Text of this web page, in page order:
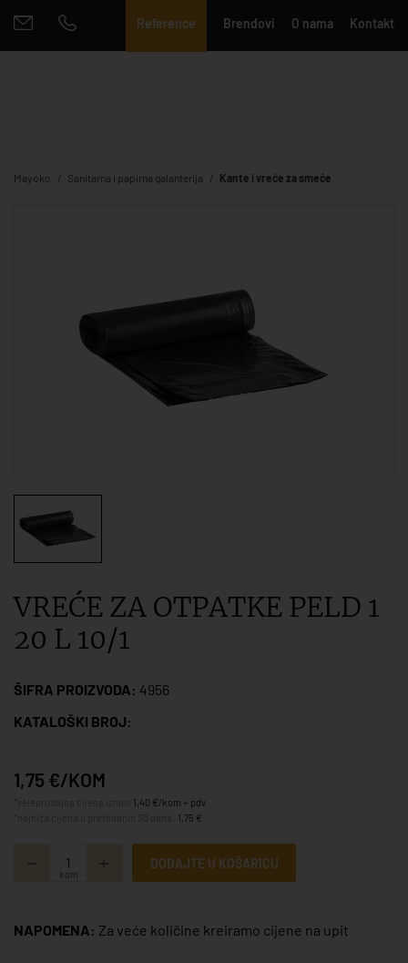
Reference Brendovi O nama Kontakt
Mayoko Sanitarna i papirna galanterija Kante i vreće za smeće
VREĆE ZA OTPATKE PELD 1
20 L 10/1
ŠIFRA PROIZVODA: 4956
KATALOŠKI BROJ:
1,75 €/KOM
1,40 €/kom + pdv
1,75 €
kom
DODAJTE U KOŠARICU
NAPOMENA: Za veće količine kreiramo cijene na upit